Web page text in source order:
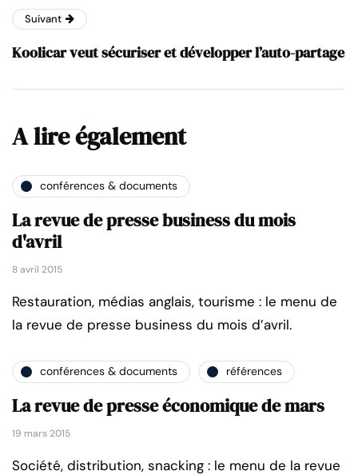
Suivant
Koolicar veut sécuriser et développer l’auto-partage
A lire également
conférences & documents
La revue de presse business du mois
d'avril
8 avril 2015
Restauration, médias anglais, tourisme : le menu de
la revue de presse business du mois d’avril.
conférences & documents références
La revue de presse économique de mars
19 mars 2015
Société, distribution, snacking : le menu de la revue